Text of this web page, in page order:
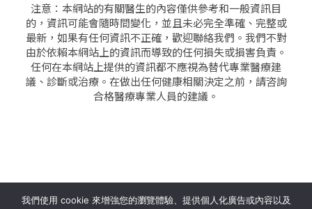
注意：本網站的有關醫生的內容僅供參考和一般資訊目
的，資訊可能會隨時間變化，並且未必完全準確、完整或
最新，如果有任何資訊不正確，歡迎聯絡我們。我們不對
由於依賴本網站上的資訊而導致的任何損失或損害負責。
任何在本網站上提供的資訊都不應視為替代專業醫療建
議、診斷或治療。在做出任何健康相關決定之前，請咨詢
合格醫療專業人員的建議。
seo公司|sem公司|網頁設計|網頁設計公司by isualsense
我們使用 cookie 來增強您的瀏覽體驗、提供個人化廣告或內容以及